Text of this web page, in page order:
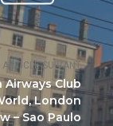
ARTICLE SUIVANT
Airways Club
London
– Sao Paulo